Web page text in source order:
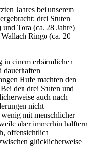
Jahres bei unserem
drei Stuten
und Tora (ca. 28 Jahre)
Ringo (ca. 20
in einem erbärmlichen
dauerhaften
Hufe machten den
den drei Stuten und
auch nach
nicht
wenig mit menschlicher
aber immerhin halftern
offensichtlich
glücklicherweise